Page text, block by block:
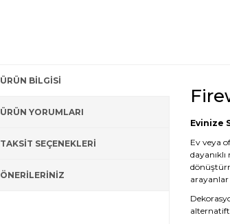
ÜRÜN BİLGİSİ
ÜRÜN YORUMLARI
TAKSİT SEÇENEKLERİ
ÖNERİLERİNİZ
Evinize
Ev veya